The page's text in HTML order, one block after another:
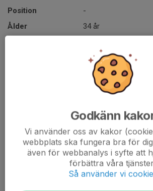
Position
-
Ålder
34 år
Meriter: SM-brons 2014, JVM-silver
2008, SDF-SM guld 2009 samt SDF-SM
Allroundskicklig anfallare med stort
21/22 till MVP för "Gnaget".
Godkänn
Vi använder oss av kakor
webbplats ska fungera bra för
även för webbanalys i syfte att
förbättra våra
Så använder vi